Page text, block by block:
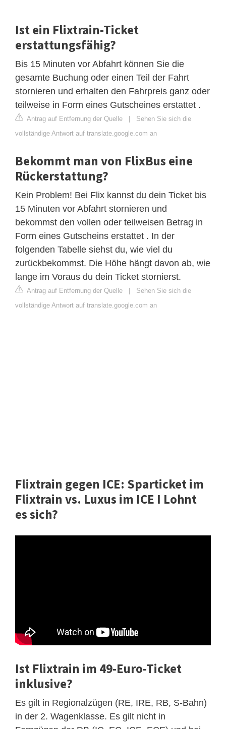
Ist ein Flixtrain-Ticket
erstattungsfähig?
Bis 15 Minuten vor Abfahrt können Sie die
gesamte Buchung oder einen Teil der Fahrt
stornieren und erhalten den Fahrpreis ganz oder
teilweise in Form eines Gutscheines erstattet .
Antrag auf Entfernung der Quelle
Sehen Sie sich die
vollständige Antwort auf translate.google.com an
Bekommt man von FlixBus eine
Rückerstattung?
Kein Problem! Bei Flix kannst du dein Ticket bis
15 Minuten vor Abfahrt stornieren und
bekommst den vollen oder teilweisen Betrag in
Form eines Gutscheins erstattet . In der
folgenden Tabelle siehst du, wie viel du
zurückbekommst. Die Höhe hängt davon ab, wie
lange im Voraus du dein Ticket stornierst.
Antrag auf Entfernung der Quelle
Sehen Sie sich die
vollständige Antwort auf translate.google.com an
Flixtrain gegen ICE: Sparticket im
Flixtrain vs. Luxus im ICE I Lohnt
es sich?
Ist Flixtrain im 49-Euro-Ticket
inklusive?
Es gilt in Regionalzügen (RE, IRE, RB, S-Bahn)
in der 2. Wagenklasse. Es gilt nicht in